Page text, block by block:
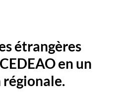
étrangères
en un